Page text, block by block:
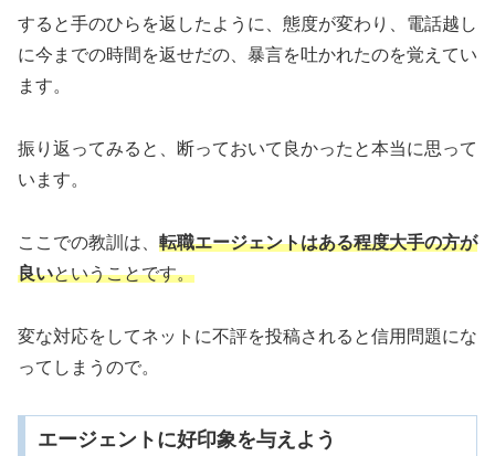
すると手のひらを返したように、態度が変わり、電話越し
に今までの時間を返せだの、暴言を吐かれたのを覚えてい
ます。
振り返ってみると、断っておいて良かったと本当に思って
います。
ここでの教訓は、 転職エージェントはある程度大手の方が
良いということです。
変な対応をしてネットに不評を投稿されると信用問題にな
ってしまうので。
エージェントに好印象を与えよう